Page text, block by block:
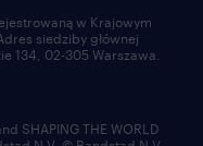
w Krajowym
siedziby głównej
134, 02-305 Warszawa.
SHAPING THE WORLD